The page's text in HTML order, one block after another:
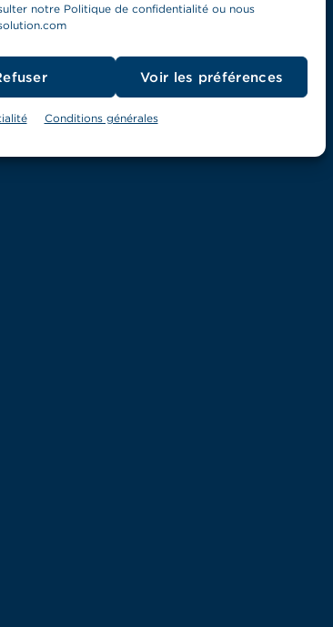
notre Politique de confidentialité ou nous
Voir les préférences
Conditions générales